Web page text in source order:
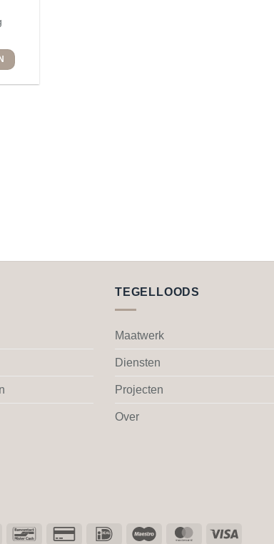
TEGELLOODS
Maatwerk
Diensten
Projecten
Over
BancontactCredit
IDeal Maestro MasterCard